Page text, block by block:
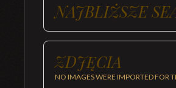
NAJBLIŻSZE
ZDJĘCIA
NO IMAGES WERE IMPORTED FOR